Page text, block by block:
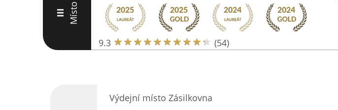
III Místo
9.3 (54)
Výdejní místo Zásilkovna